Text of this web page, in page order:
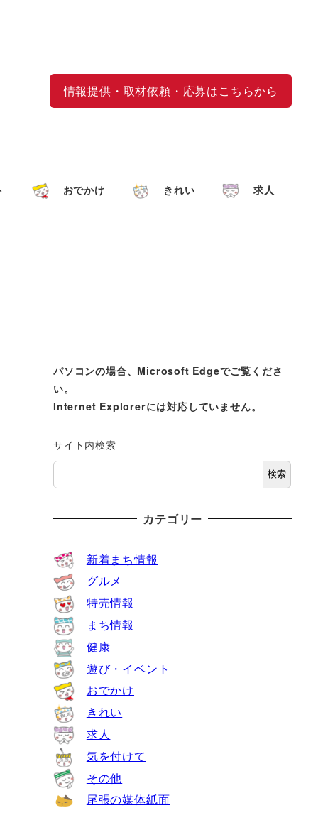
情報提供・取材依頼・応募はこちらから
おでかけ きれい 求人
パソコンの場合、Microsoft Edgeでご覧くださ
い。
Internet Explorerには対応していません。
サイト内検索
検索
カテゴリー
新着まち情報
グルメ
特売情報
まち情報
健康
遊び・イベント
おでかけ
きれい
求人
気を付けて
その他
尾張の媒体紙面